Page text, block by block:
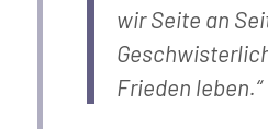
wir Seite an
Frieden leben.“